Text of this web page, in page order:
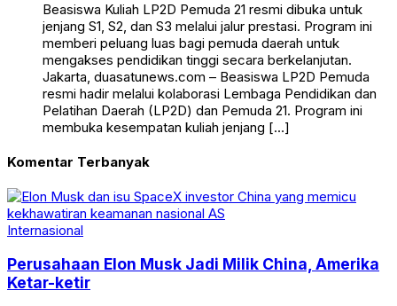
Beasiswa Kuliah LP2D Pemuda 21 resmi dibuka untuk
jenjang S1, S2, dan S3 melalui jalur prestasi. Program ini
memberi peluang luas bagi pemuda daerah untuk
mengakses pendidikan tinggi secara berkelanjutan.
Jakarta, duasatunews.com – Beasiswa LP2D Pemuda
resmi hadir melalui kolaborasi Lembaga Pendidikan dan
Pelatihan Daerah (LP2D) dan Pemuda 21. Program ini
membuka kesempatan kuliah jenjang […]
Komentar Terbanyak
Internasional
Perusahaan Elon Musk Jadi Milik China, Amerika
Ketar-ketir